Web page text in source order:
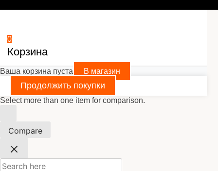
0
Корзина
Ваша корзина пуста В магазин
Продолжить покупки
Select more than one item for comparison.
Compare